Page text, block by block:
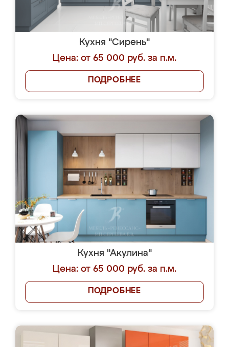
Кухня "Сирень"
Цена: от 65 000 руб. за п.м.
ПОДРОБНЕЕ
Кухня "Акулина"
Цена: от 65 000 руб. за п.м.
ПОДРОБНЕЕ